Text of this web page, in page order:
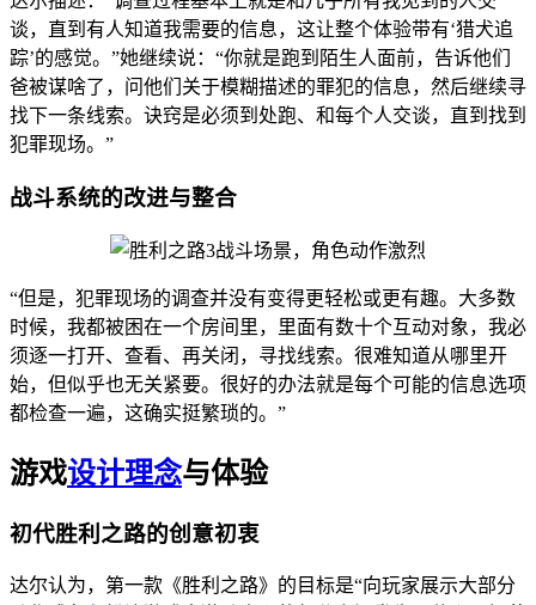
谈，直到有人知道我需要的信息，这让整个体验带有‘猎犬追
踪’的感觉。”她继续说：“你就是跑到陌生人面前，告诉他们
爸被谋啥了，问他们关于模糊描述的罪犯的信息，然后继续寻
找下一条线索。诀窍是必须到处跑、和每个人交谈，直到找到
犯罪现场。”
战斗系统的改进与整合
“但是，犯罪现场的调查并没有变得更轻松或更有趣。大多数
时候，我都被困在一个房间里，里面有数十个互动对象，我必
须逐一打开、查看、再关闭，寻找线索。很难知道从哪里开
始，但似乎也无关紧要。很好的办法就是每个可能的信息选项
都检查一遍，这确实挺繁琐的。”
游戏设计理念与体验
初代胜利之路的创意初衷
达尔认为，第一款《胜利之路》的目标是“向玩家展示大部分